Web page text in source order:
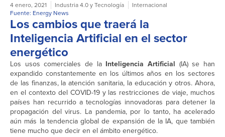
4 enero, 2021 Industria 4.0 y Tecnología
Internacional
Fuente: Energy News
Los cambios que traerá la
Inteligencia Artificial en el sector
energético
Los usos comerciales de la Inteligencia Artificial (IA) se han
expandido constantemente en los últimos años en los sectores
de las finanzas, la atención sanitaria, la educación y otros. Ahora,
en el contexto del COVID-19 y las restricciones de viaje, muchos
países han recurrido a tecnologías innovadoras para detener la
propagación del virus. La pandemia, por lo tanto, ha acelerado
aún más la tendencia global de expansión de la IA, que también
tiene mucho que decir en el ámbito energético.